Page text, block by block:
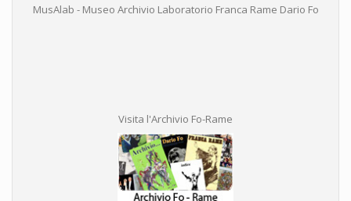
MusAlab - Museo Archivio Laboratorio Franca Rame Dario Fo
Visita l'Archivio Fo-Rame